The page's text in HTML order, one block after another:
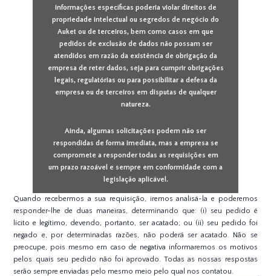
informações específicas poderia violar direitos de
propriedade intelectual ou segredos de negócio do
Auket ou de terceiros, bem como casos em que
pedidos de exclusão de dados não possam ser
atendidos em razão da existência de obrigação da
empresa de reter dados, seja para cumprir obrigações
legais, regulatórias ou para possibilitar a defesa da
empresa ou de terceiros em disputas de qualquer
natureza.
Ainda, algumas solicitações podem não ser
respondidas de forma imediata, mas a empresa se
compromete a responder todas as requisições em
um prazo razoável e sempre em conformidade com a
legislação aplicável.
Quando recebermos a sua requisição, iremos analisá-la e poderemos
responder-lhe de duas maneiras, determinando que: (i) seu pedido é
lícito e legítimo, devendo, portanto, ser acatado; ou (ii) seu pedido foi
negado e, por determinadas razões, não poderá ser acatado. Não se
preocupe, pois mesmo em caso de negativa informaremos os motivos
pelos quais seu pedido não foi aprovado. Todas as nossas respostas
serão sempre enviadas pelo mesmo meio pelo qual nos contatou.